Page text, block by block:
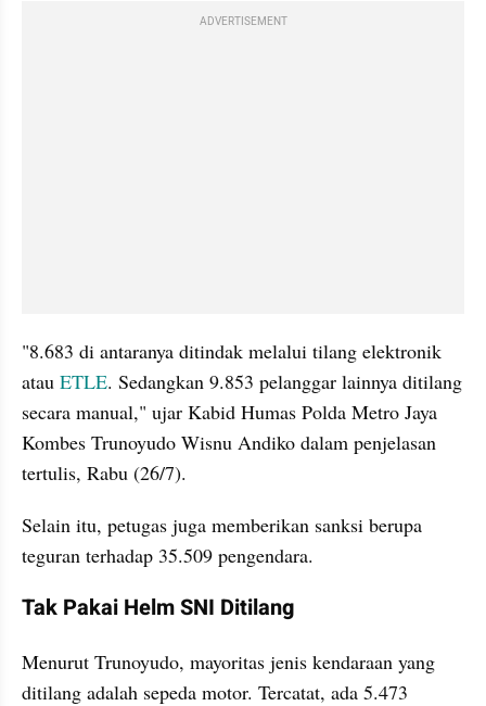
ADVERTISEMENT
"8.683 di antaranya ditindak melalui tilang elektronik
atau ETLE. Sedangkan 9.853 pelanggar lainnya ditilang
secara manual," ujar Kabid Humas Polda Metro Jaya
Kombes Trunoyudo Wisnu Andiko dalam penjelasan
tertulis, Rabu (26/7).
Selain itu, petugas juga memberikan sanksi berupa
teguran terhadap 35.509 pengendara.
Tak Pakai Helm SNI Ditilang
Menurut Trunoyudo, mayoritas jenis kendaraan yang
ditilang adalah sepeda motor. Tercatat, ada 5.473